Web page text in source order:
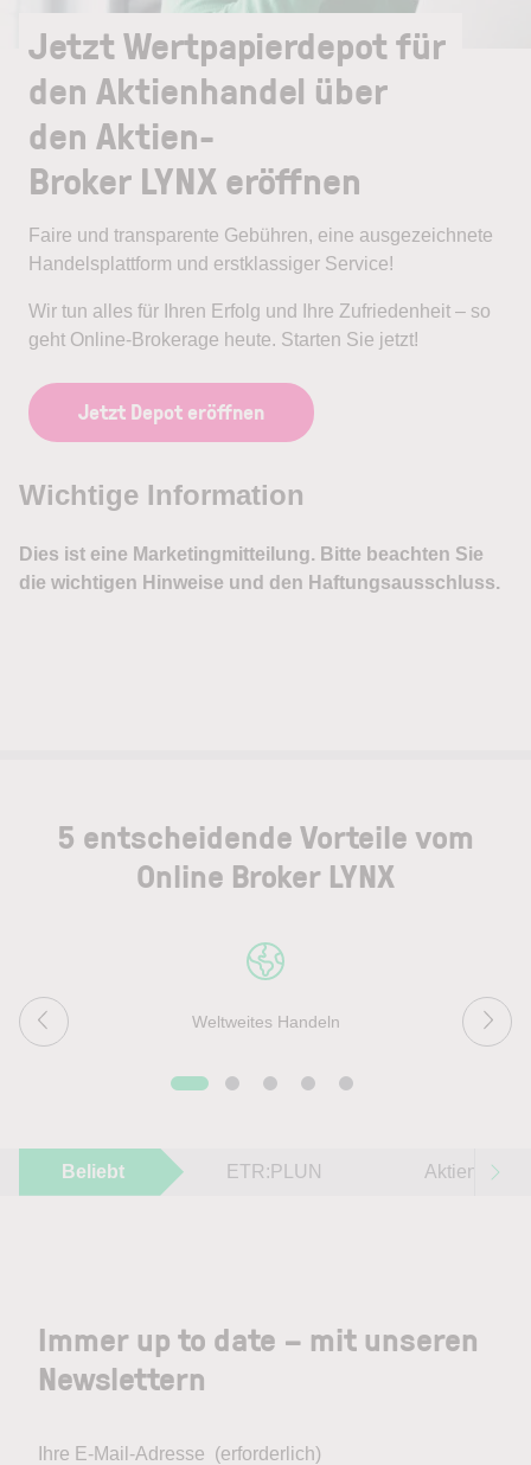
Jetzt Wertpapierdepot für
den Aktienhandel über
den Aktien-
Broker LYNX eröffnen
Faire und transparente Gebühren, eine ausgezeichnete
Handelsplattform und erstklassiger Service!
Wir tun alles für Ihren Erfolg und Ihre Zufriedenheit – so
geht Online-Brokerage heute. Starten Sie jetzt!
Jetzt Depot eröffnen
5 entscheidende Vorteile vom
Online Broker LYNX
Weltweites Handeln
Beliebt ETR:PLUN Aktien im
Immer up to date – mit unseren
Newslettern
Ihre E-Mail-Adresse (erforderlich)